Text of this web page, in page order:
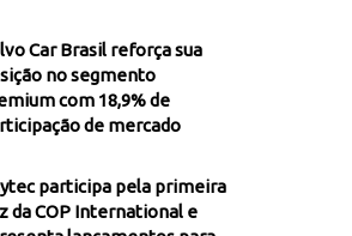
Car Brasil reforça sua
no segmento
com 18,9% de
de mercado
participa pela primeira
da COP International e